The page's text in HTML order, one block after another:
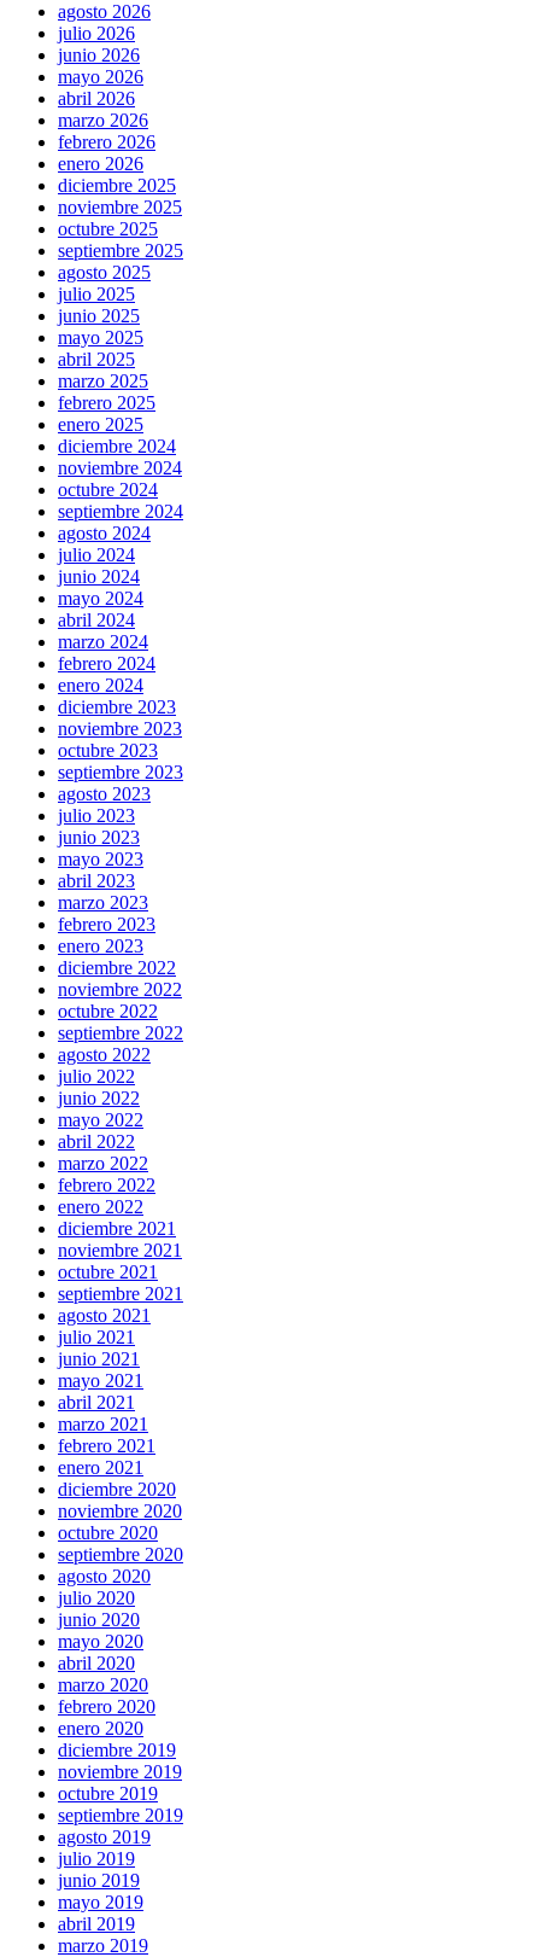
agosto 2026
julio 2026
junio 2026
mayo 2026
abril 2026
marzo 2026
febrero 2026
enero 2026
diciembre 2025
noviembre 2025
octubre 2025
septiembre 2025
agosto 2025
julio 2025
junio 2025
mayo 2025
abril 2025
marzo 2025
febrero 2025
enero 2025
diciembre 2024
noviembre 2024
octubre 2024
septiembre 2024
agosto 2024
julio 2024
junio 2024
mayo 2024
abril 2024
marzo 2024
febrero 2024
enero 2024
diciembre 2023
noviembre 2023
octubre 2023
septiembre 2023
agosto 2023
julio 2023
junio 2023
mayo 2023
abril 2023
marzo 2023
febrero 2023
enero 2023
diciembre 2022
noviembre 2022
octubre 2022
septiembre 2022
agosto 2022
julio 2022
junio 2022
mayo 2022
abril 2022
marzo 2022
febrero 2022
enero 2022
diciembre 2021
noviembre 2021
octubre 2021
septiembre 2021
agosto 2021
julio 2021
junio 2021
mayo 2021
abril 2021
marzo 2021
febrero 2021
enero 2021
diciembre 2020
noviembre 2020
octubre 2020
septiembre 2020
agosto 2020
julio 2020
junio 2020
mayo 2020
abril 2020
marzo 2020
febrero 2020
enero 2020
diciembre 2019
noviembre 2019
octubre 2019
septiembre 2019
agosto 2019
julio 2019
junio 2019
mayo 2019
abril 2019
marzo 2019